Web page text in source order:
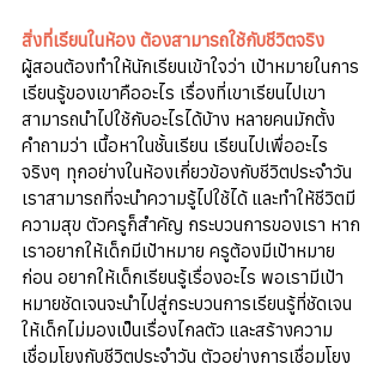
สิ่งที่เรียนในห้อง ต้องสามารถใช้กับชีวิตจริง
ผู้สอนต้องทำให้นักเรียนเข้าใจว่า เป้าหมายในการ
เรียนรู้ของเขาคืออะไร เรื่องที่เขาเรียนไปเขา
สามารถนำไปใช้กับอะไรได้บ้าง หลายคนมักตั้ง
คำถามว่า เนื้อหาในชั้นเรียน เรียนไปเพื่ออะไร
จริงๆ ทุกอย่างในห้องเกี่ยวข้องกับชีวิตประจำวัน
เราสามารถที่จะนำความรู้ไปใช้ได้ และทำให้ชีวิตมี
ความสุข ตัวครูก็สำคัญ กระบวนการของเรา หาก
เราอยากให้เด็กมีเป้าหมาย ครูต้องมีเป้าหมาย
ก่อน อยากให้เด็กเรียนรู้เรื่องอะไร พอเรามีเป้า
หมายชัดเจนจะนำไปสู่กระบวนการเรียนรู้ที่ชัดเจน
ให้เด็กไม่มองเป็นเรื่องไกลตัว และสร้างความ
เชื่อมโยงกับชีวิตประจำวัน ตัวอย่างการเชื่อมโยง